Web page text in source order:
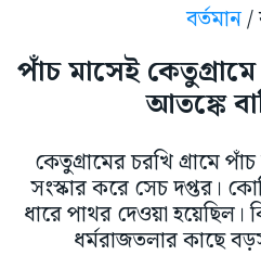
বর্তমান/
পাঁচ মাসেই
আতঙ্কে
কেতুগ্রামের চরখি গ্রামে
সংস্কার করে সেচ দপ্তর।
ধারে পাথর দেওয়া হয়েছিল।
ধর্মরাজতলার কাছে